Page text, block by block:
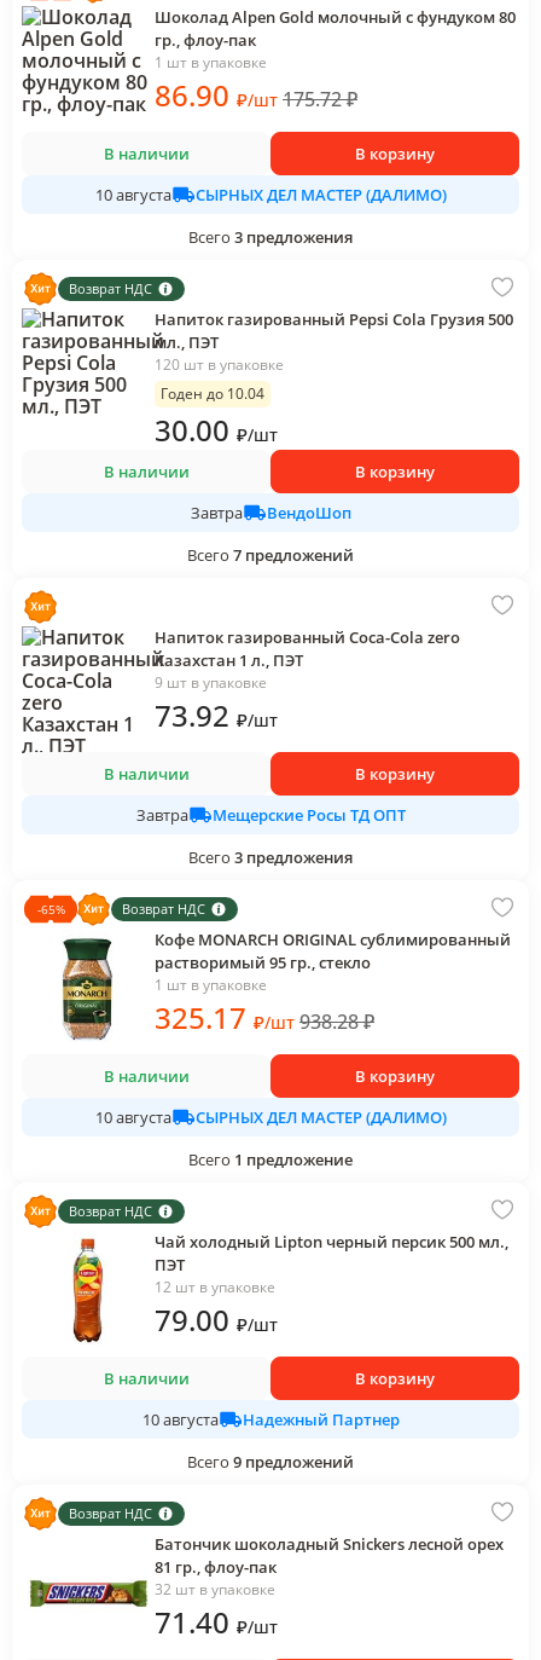
Шоколад Alpen Gold молочный с фундуком 80
гр., флоу-пак
1 шт в упаковке
86.90 ₽/шт 175.72₽
В наличии
В корзину
10 августа
СЫРНЫХ ДЕЛ МАСТЕР (ДАЛИМО)
Всего 3 предложения
Возврат НДС
Напиток газированный Pepsi Cola Грузия 500
мл., ПЭТ
120 шт в упаковке
Годен до 10.04
30.00 ₽/шт
В наличии
В корзину
Завтра
ВендоШоп
Всего 7 предложений
Напиток газированный Coca-Cola zero
Казахстан 1 л., ПЭТ
9 шт в упаковке
73.92 ₽/шт
В наличии
В корзину
Завтра
Мещерские Росы ТД ОПТ
Всего 3 предложения
-65% Возврат НДС
Кофе MONARCH ORIGINAL сублимированный
растворимый 95 гр., стекло
1 шт в упаковке
325.17 ₽/шт 938.28₽
В наличии
В корзину
10 августа
СЫРНЫХ ДЕЛ МАСТЕР (ДАЛИМО)
Всего 1 предложение
Возврат НДС
Чай холодный Lipton черный персик 500 мл.,
ПЭТ
12 шт в упаковке
79.00 ₽/шт
В наличии
В корзину
10 августа
Надежный Партнер
Всего 9 предложений
Возврат НДС
Батончик шоколадный Snickers лесной орех
81 гр., флоу-пак
32 шт в упаковке
71.40 ₽/шт